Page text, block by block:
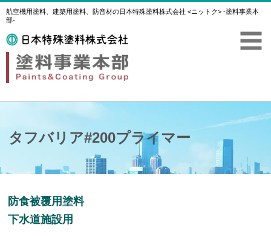
航空機用塗料、建築用塗料、防音材の日本特殊塗料株式会社 <ニットク> -塗料事業本
部-
タフバリア#200プライマー
防食被覆用塗料
下水道施設用